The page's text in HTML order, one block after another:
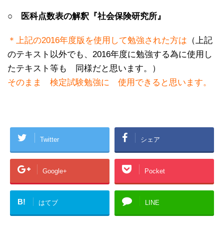
○ 医科点数表の解釈『社会保険研究所』
＊上記の2016年度版を使用して勉強された方は （上記
のテキスト以外でも、2016年度に勉強する為に使用し
たテキスト等も 同様だと思います。）
そのまま 検定試験勉強に 使用できると思います。
Twitter シェア
Google+ Pocket
B! はてブ LINE